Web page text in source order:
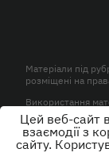
Матеріали під
розміщені на
Використання
активного
© ТОВ «ЮЛАВ
Цей веб-сайт
взаємодії з
сайту.